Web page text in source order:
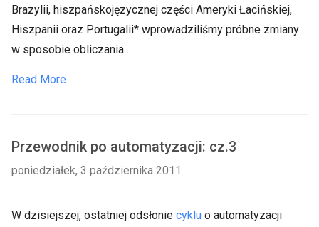
Brazylii, hiszpańskojęzycznej części Ameryki Łacińskiej,
Hiszpanii oraz Portugalii* wprowadziliśmy próbne zmiany
w sposobie obliczania ...
Read More
Przewodnik po automatyzacji: cz.3
poniedziałek, 3 października 2011
W dzisiejszej, ostatniej odsłonie cyklu o automatyzacji